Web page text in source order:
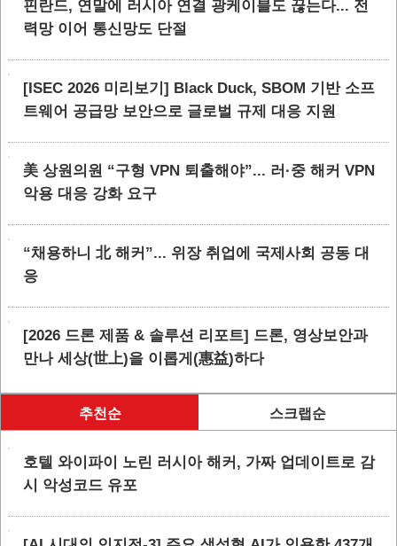
핀란드, 연말에 러시아 연결 광케이블도 끊는다... 전
력망 이어 통신망도 단절
[ISEC 2026 미리보기] Black Duck, SBOM 기반 소프
트웨어 공급망 보안으로 글로벌 규제 대응 지원
美 상원의원 “구형 VPN 퇴출해야”... 러·중 해커 VPN
악용 대응 강화 요구
“채용하니 北 해커”... 위장 취업에 국제사회 공동 대
응
[2026 드론 제품 & 솔루션 리포트] 드론, 영상보안과
만나 세상(世上)을 이롭게(惠益)하다
추천순 스크랩순
호텔 와이파이 노린 러시아 해커, 가짜 업데이트로 감
시 악성코드 유포